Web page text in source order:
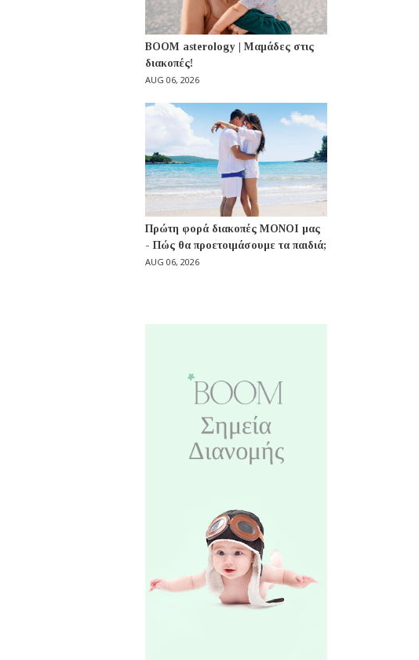
BOOM asterology | Μαμάδες στις
διακοπές!
AUG 06, 2026
Πρώτη φορά διακοπές ΜΟΝΟΙ μας
- Πώς θα προετοιμάσουμε τα παιδιά;
AUG 06, 2026